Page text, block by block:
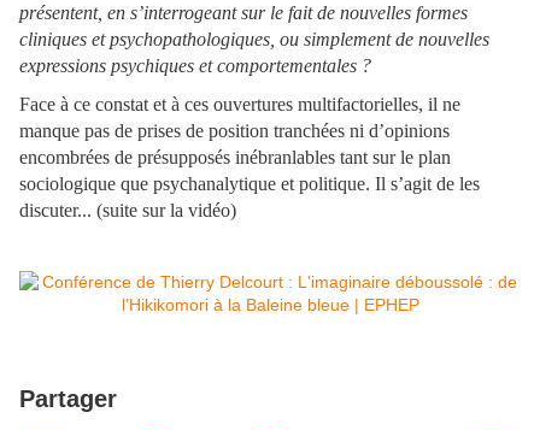
présentent, en s’interrogeant sur le fait de nouvelles formes
cliniques et psychopathologiques, ou simplement de nouvelles
expressions psychiques et comportementales ?
Face à ce constat et à ces ouvertures multifactorielles, il ne
manque pas de prises de position tranchées ni d’opinions
encombrées de présupposés inébranlables tant sur le plan
sociologique que psychanalytique et politique. Il s’agit de les
discuter... (suite sur la vidéo)
Partager